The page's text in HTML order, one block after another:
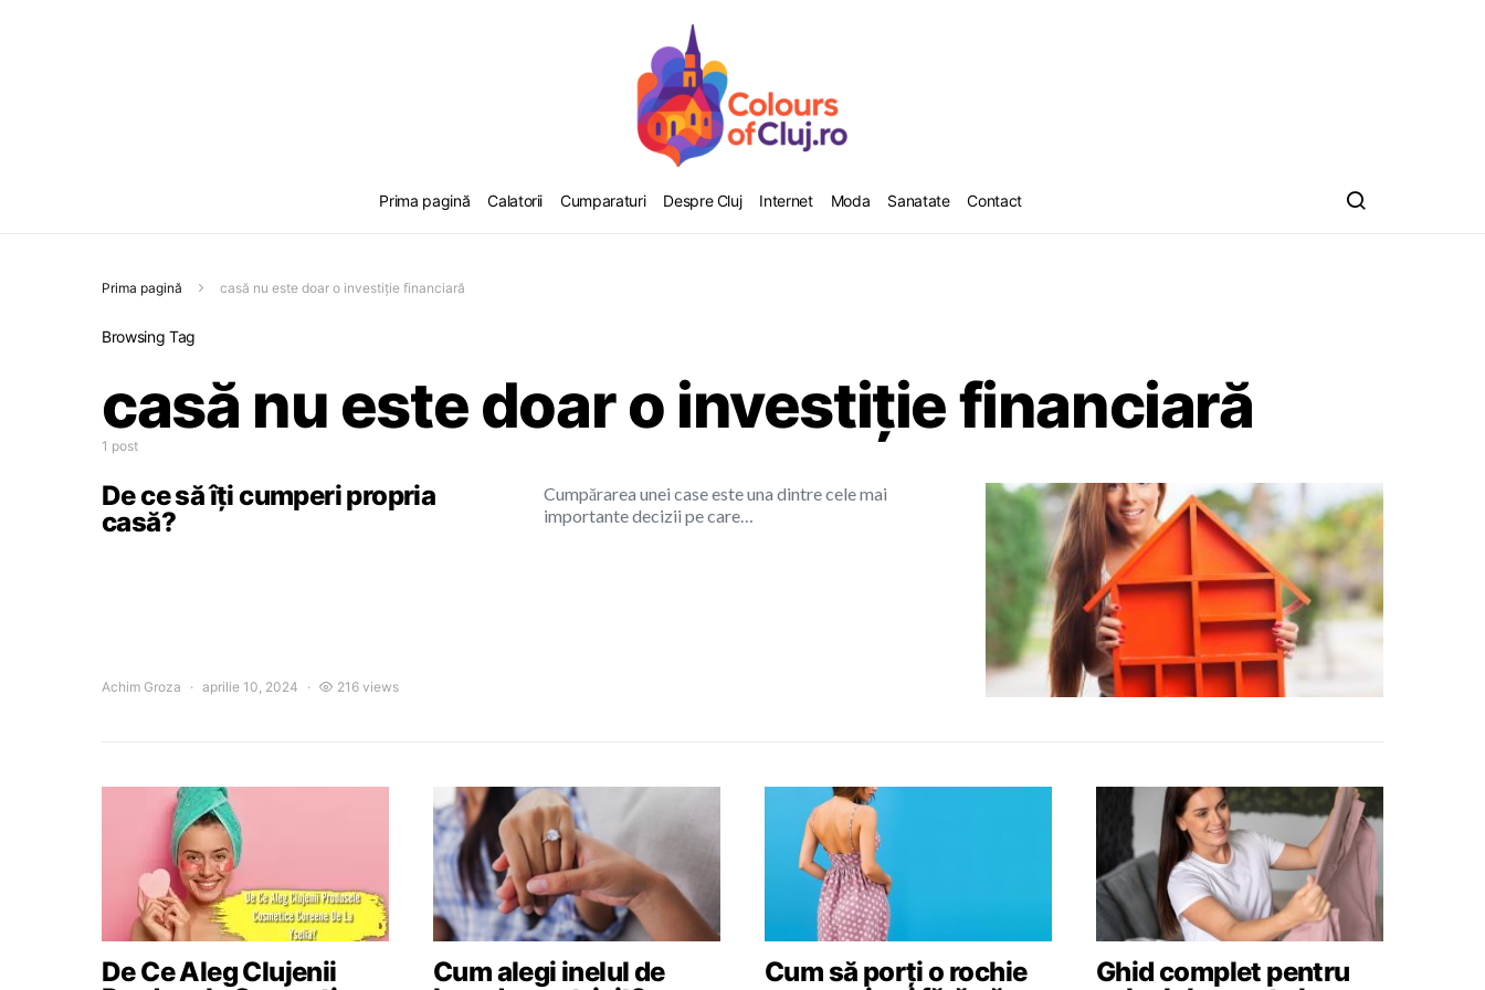
Prima pagină Calatorii Cumparaturi Despre Cluj Internet Moda Sanatate Contact
Prima pagină casă nu este doar o investiție financiară
Browsing Tag
casă nu este doar o investiție financiară
1 post
De ce să îți cumperi propria
casă?
Cumpărarea unei case este una dintre cele mai
importante decizii pe care…
Achim Groza aprilie 10, 2024 216 views
De Ce Aleg Clujenii
Cum alegi inelul de
Cum să porți o rochie
Ghid complet pentru